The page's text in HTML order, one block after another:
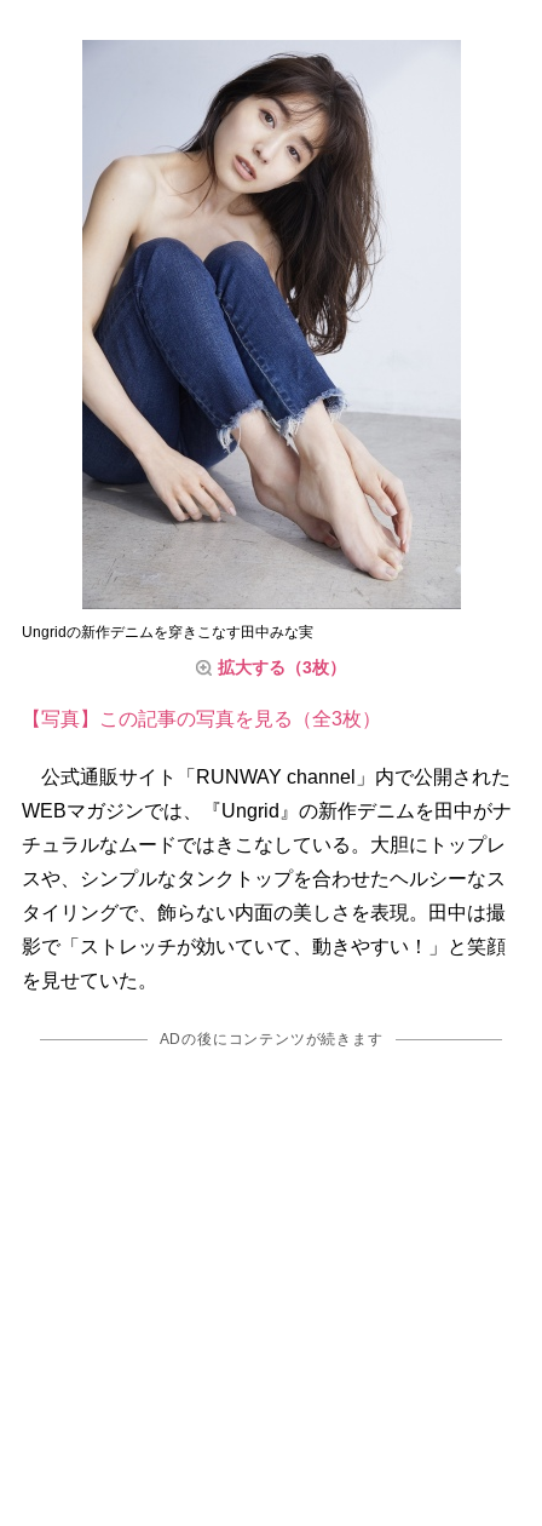
Ungridの新作デニムを穿きこなす田中みな実
拡大する（3枚）
【写真】この記事の写真を見る（全3枚）
公式通販サイト「RUNWAY channel」内で公開された
WEBマガジンでは、『Ungrid』の新作デニムを田中がナ
チュラルなムードではきこなしている。大胆にトップレ
スや、シンプルなタンクトップを合わせたヘルシーなス
タイリングで、飾らない内面の美しさを表現。田中は撮
影で「ストレッチが効いていて、動きやすい！」と笑顔
を見せていた。
ADの後にコンテンツが続きます